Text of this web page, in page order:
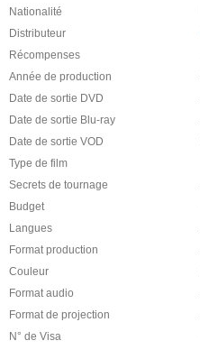
Nationalité
Distributeur
Récompenses
Année de production
Date de sortie DVD
Date de sortie Blu-ray
Date de sortie VOD
Type de film
Secrets de tournage
Budget
Langues
Format production
Couleur
Format audio
Format de projection
N° de Visa